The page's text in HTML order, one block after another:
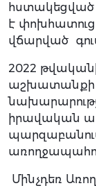
հստակեցված
է
վճարված
2022
աշխատանքի
իրավական
Մինչդեռ